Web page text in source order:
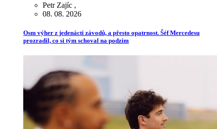
Petr Zajíc ,
08. 08. 2026
Osm výher z jedenácti závodů, a přesto opatrnost. Šéf Mercedesu
prozradil, co si tým schoval na podzim